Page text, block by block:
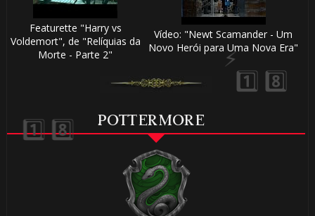
Featurette "Harry vs
Voldemort", de "Relíquias da
Morte - Parte 2"
Vídeo: "Newt Scamander - Um
Novo Herói para Uma Nova Era"
POTTERMORE
⚡